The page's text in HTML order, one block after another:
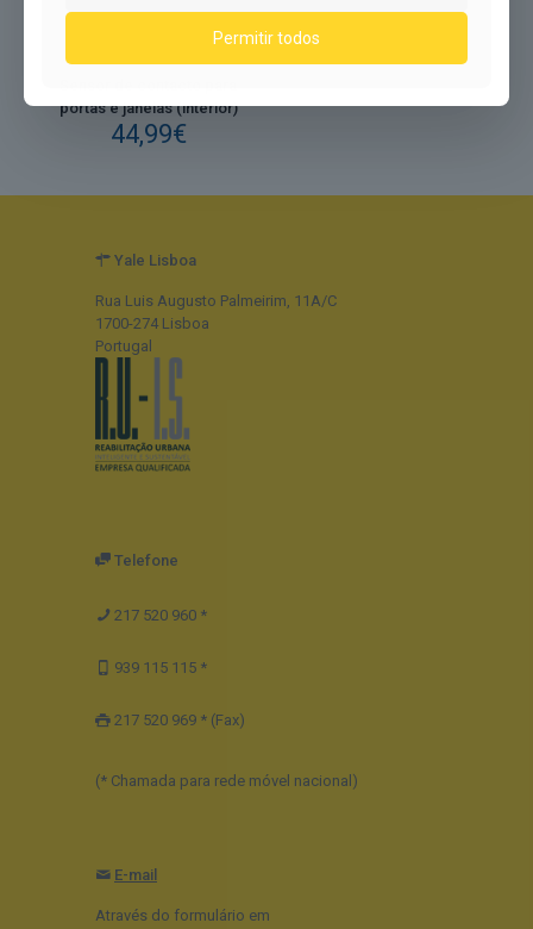
portas e janelas (interior)
44,99€
Yale Lisboa
Rua Luis Augusto Palmeirim, 11A/C
1700-274 Lisboa
Portugal
Telefone
217 520 960 *
939 115 115 *
217 520 969 * (Fax)
(* Chamada para rede móvel nacional)
E-mail
Através do formulário em
Permitir todos